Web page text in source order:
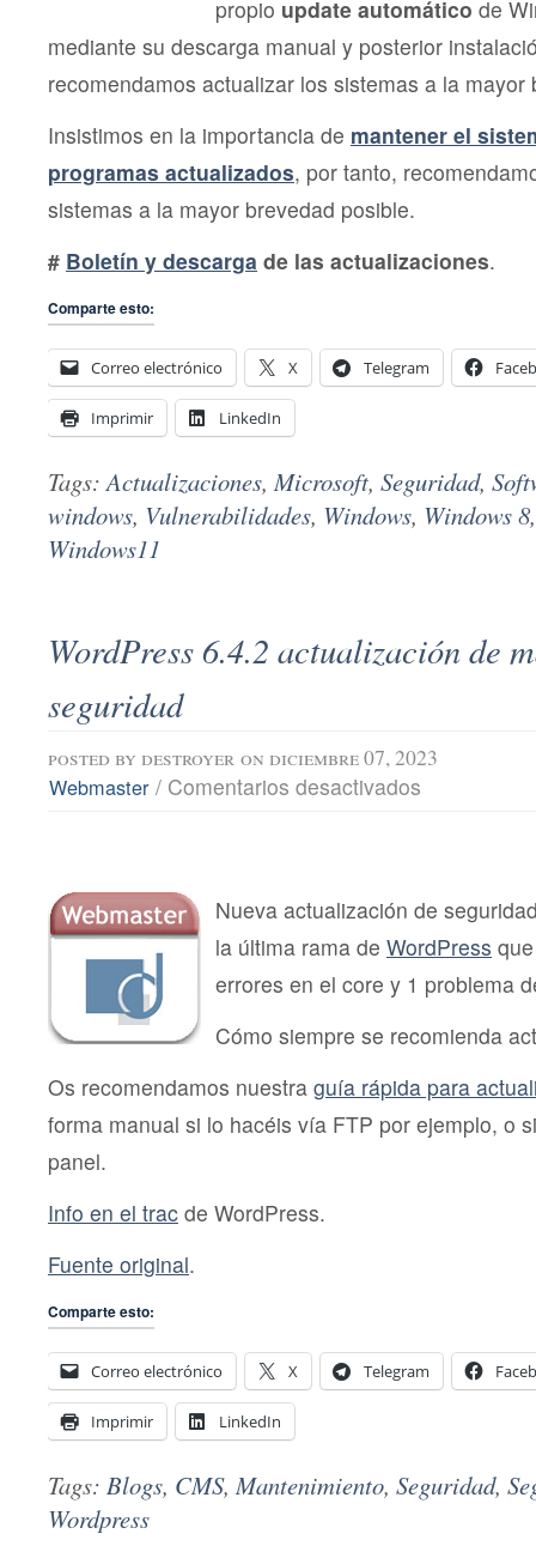
propio update automático de
mediante su descarga manual y posterior
recomendamos actualizar los sistemas a la mayor
Insistimos en la importancia de mantener el
programas actualizados, por tanto,
sistemas a la mayor brevedad posible.
# Boletín y descarga de las actualizaciones.
Comparte esto:
Correo electrónico X Telegram
Imprimir LinkedIn
Tags: Actualizaciones, Microsoft, Seguridad,
windows, Vulnerabilidades, Windows, Windows 8
Windows11
WordPress 6.4.2 actualización de
seguridad
posted by destroyer on diciembre 07, 2023
Webmaster / Comentarios desactivados
y
seguridad
Nueva actualización de
la última rama de WordPress
errores en el core y 1 problema
Cómo siempre se recomienda
Os recomendamos nuestra guía rápida para
forma manual si lo hacéis vía FTP por ejemplo, o
panel.
Info en el trac de WordPress.
Fuente original.
Comparte esto:
Correo electrónico X Telegram
Imprimir LinkedIn
Tags: Blogs, CMS,Mantenimiento, Seguridad,
Wordpress